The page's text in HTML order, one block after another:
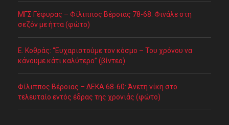
ΜΓΣ Γέφυρας – Φίλιππος Βέροιας 78-68: Φινάλε στη
σεζόν με ήττα (φώτο)
Ε. Κοθράς: “Ευχαριστούμε τον κόσμο – Του χρόνου να
κάνουμε κάτι καλύτερο” (βίντεο)
Φίλιππος Βέροιας – ΔΕΚΑ 68-60: Άνετη νίκη στο
τελευταίο εντός έδρας της χρονιάς (φώτο)